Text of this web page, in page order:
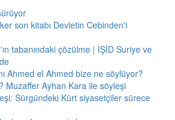
son kitabı Devletin Cebinden'i
tabanındaki çözülme | IŞİD Suriye ve
Ahmed el Ahmed bize ne söylüyor?
Muzaffer Ayhan Kara ile söyleşi
Sürgündeki Kürt siyasetçiler sürece